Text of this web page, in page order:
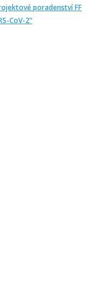
poradenství FF
CoV-2”